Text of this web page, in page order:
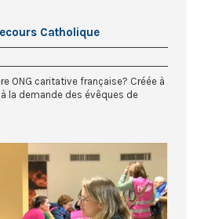
Catholique
ONG caritative française? Créée à
la demande des évêques de